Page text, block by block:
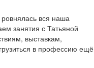
вся наша
занятия с Татьяной
выставкам,
в профессию ещё